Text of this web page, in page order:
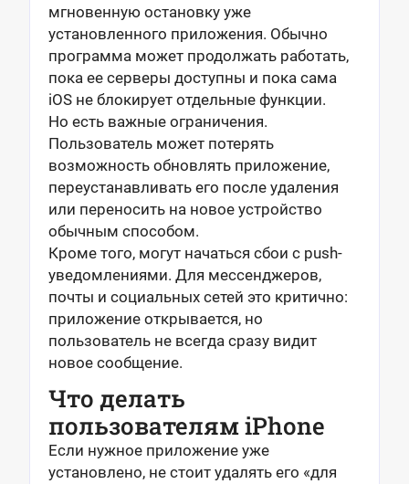
мгновенную остановку уже
установленного приложения. Обычно
программа может продолжать работать,
пока ее серверы доступны и пока сама
iOS не блокирует отдельные функции.
Но есть важные ограничения.
Пользователь может потерять
возможность обновлять приложение,
переустанавливать его после удаления
или переносить на новое устройство
обычным способом.
Кроме того, могут начаться сбои с push-
уведомлениями. Для мессенджеров,
почты и социальных сетей это критично:
приложение открывается, но
пользователь не всегда сразу видит
новое сообщение.
Что делать
пользователям iPhone
Если нужное приложение уже
установлено, не стоит удалять его «для